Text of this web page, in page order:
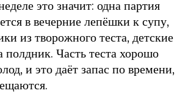
это значит: одна партия
в вечерние лепёшки к супу,
из творожного теста, детские
Часть теста хорошо
и это даёт запас по времени,